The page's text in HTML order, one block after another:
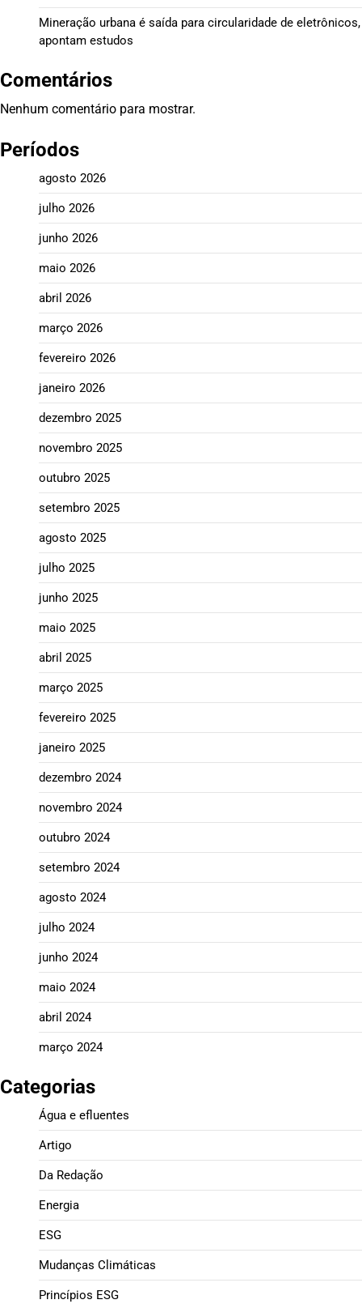
Mineração urbana é saída para circularidade de eletrônicos,
apontam estudos
Comentários
Nenhum comentário para mostrar.
Períodos
agosto 2026
julho 2026
junho 2026
maio 2026
abril 2026
março 2026
fevereiro 2026
janeiro 2026
dezembro 2025
novembro 2025
outubro 2025
setembro 2025
agosto 2025
julho 2025
junho 2025
maio 2025
abril 2025
março 2025
fevereiro 2025
janeiro 2025
dezembro 2024
novembro 2024
outubro 2024
setembro 2024
agosto 2024
julho 2024
junho 2024
maio 2024
abril 2024
março 2024
Categorias
Água e efluentes
Artigo
Da Redação
Energia
ESG
Mudanças Climáticas
Princípios ESG